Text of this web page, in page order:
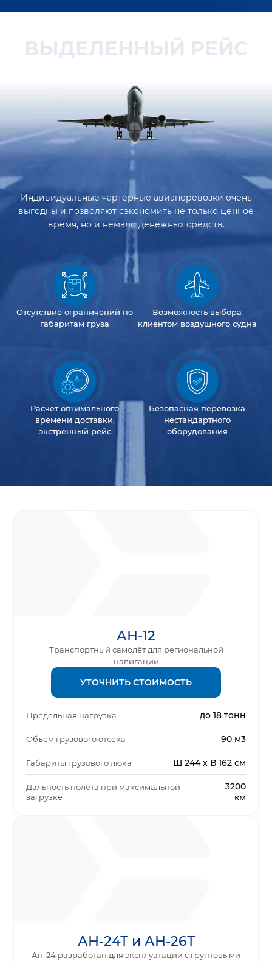
ВЫДЕЛЕННЫЙ РЕЙС
Индивидуальные чартерные авиаперевозки очень
выгодны и позволяют сэкономить не только ценное
время, но и немало денежных средств.
Отсутствиеограничений по
габаритам груза
Возможность выбора
клиентом воздушного судна
Расчет оптимального
времени доставки,
экстренный рейс
Безопасная перевозка
нестандартного
оборудования
АН-12
Транспортный самолёт для региональной
навигации
УТОЧНИТЬ СТОИМОСТЬ
Предельная нагрузка до 18 тонн
Объем грузового отсека 90 м3
Габариты грузового люка Ш 244 x В 162 см
Дальность полета при максимальной
загрузке
3200
км
АН-24Т и АН-26Т
Ан-24 разработан для эксплуатации с грунтовыми